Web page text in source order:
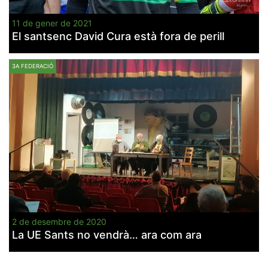
11 de gener de 2021
El santsenc David Cura està fora de perill
3A FEDERACIÓ
2 de desembre de 2020
La UE Sants no vendrà… ara com ara